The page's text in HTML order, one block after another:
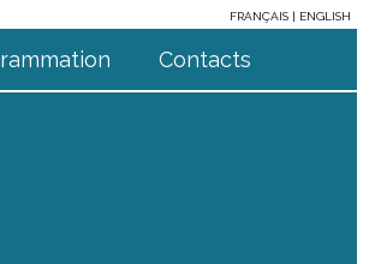
FRANÇAIS
ENGLISH
Contacts